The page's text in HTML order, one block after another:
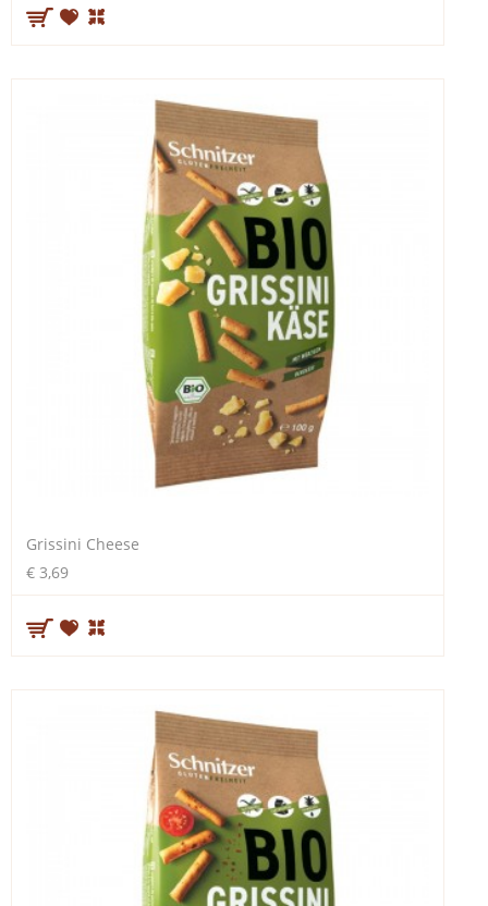
Grissini Cheese
€ 3,69